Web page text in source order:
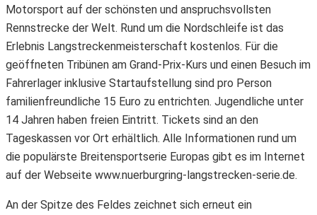
Motorsport auf der schönsten und anspruchsvollsten
Rennstrecke der Welt. Rund um die Nordschleife ist das
Erlebnis Langstreckenmeisterschaft kostenlos. Für die
geöffneten Tribünen am Grand-Prix-Kurs und einen Besuch im
Fahrerlager inklusive Startaufstellung sind pro Person
familienfreundliche 15 Euro zu entrichten. Jugendliche unter
14 Jahren haben freien Eintritt. Tickets sind an den
Tageskassen vor Ort erhältlich. Alle Informationen rund um
die populärste Breitensportserie Europas gibt es im Internet
auf der Webseite www.nuerburgring-langstrecken-serie.de.
An der Spitze des Feldes zeichnet sich erneut ein